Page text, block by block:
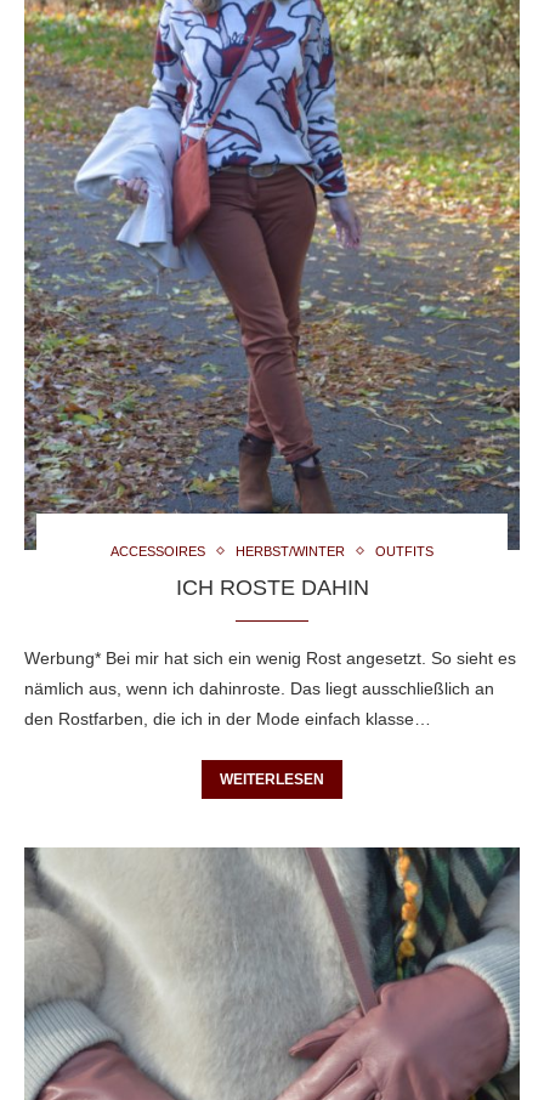
ACCESSOIRES HERBST/WINTER OUTFITS
ICH ROSTE DAHIN
Werbung* Bei mir hat sich ein wenig Rost angesetzt. So sieht es
nämlich aus, wenn ich dahinroste. Das liegt ausschließlich an
den Rostfarben, die ich in der Mode einfach klasse…
WEITERLESEN